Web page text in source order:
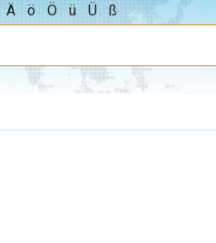
Ä ö Ö ü Ü ß